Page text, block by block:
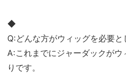
◆
Q:どんな方がウィッグを必要と
A:これまでにジャーダックが
りです。